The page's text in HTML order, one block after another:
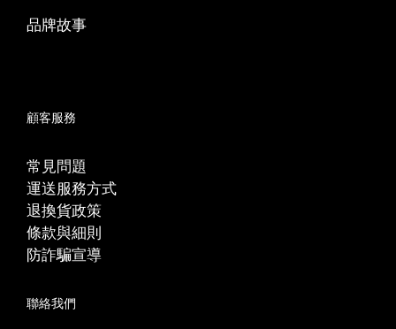
品牌故事
顧客服務
常見問題
運送服務方式
退換貨政策
條款與細則
防詐騙宣導
聯絡我們